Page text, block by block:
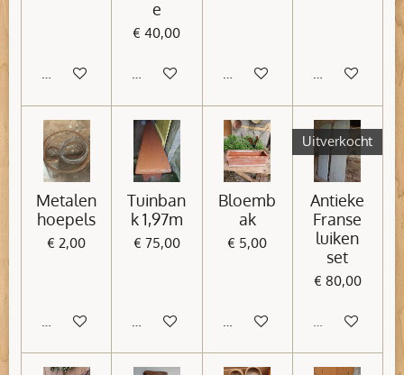
In winkelwagen
e
€ 40,00
In winkelwagenIn winkelwagenIn
Metalen
hoepels
€ 2,00
In winkelwagen
Tuinban
k 1,97m
€ 75,00
In winkelwagen
Bloemb
ak
€ 5,00
In winkelwagen
Uitverkocht
Antieke
Franse
luiken
set
€ 80,00
Uitverkocht